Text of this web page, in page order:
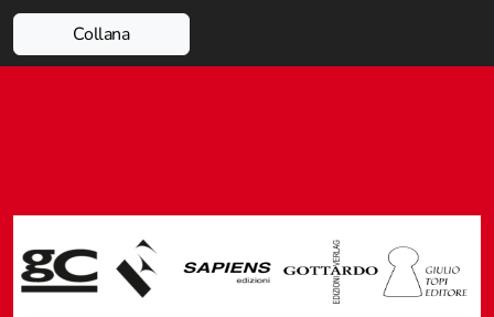
Collana
Fidia. Max Museo Chiasso
Attualità & Studi
Tesi universitarie